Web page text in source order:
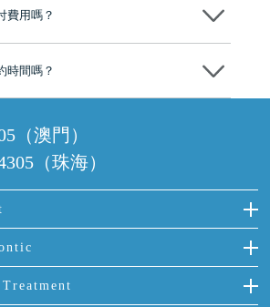
費用嗎？
時間嗎？
或whatsapp聯絡我們，告知我們你原本預約的
（澳門）
（珠海）